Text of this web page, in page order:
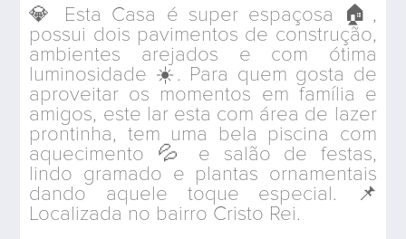
💎 Esta Casa é super espaçosa 🏠,
possui dois pavimentos de construção,
ambientes arejados e com ótima
luminosidade ☀️. Para quem gosta de
aproveitar os momentos em família e
amigos, este lar esta com área de lazer
prontinha, tem uma bela piscina com
aquecimento 💦 e salão de festas,
lindo gramado e plantas ornamentais
dando aquele toque especial. 📌
Localizada no bairro Cristo Rei.